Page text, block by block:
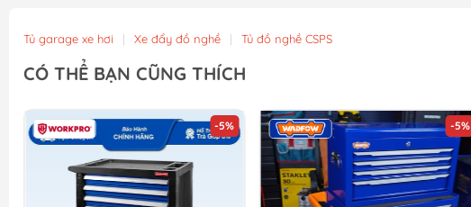
Tủ garage xe hơi | Xe đẩy đồ nghề | Tủ đồ nghề CSPS
CÓ THỂ BẠN CŨNG THÍCH
-5% -10%